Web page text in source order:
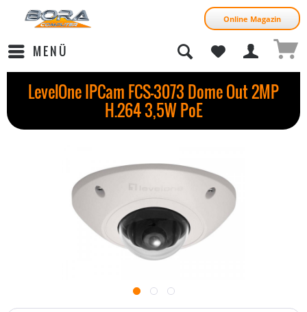
Online Magazin
MENÜ
LevelOne IPCam FCS-3073 Dome Out 2MP
H.264 3,5W PoE